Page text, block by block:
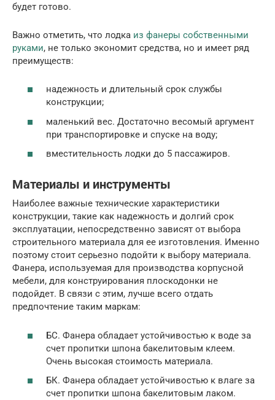
будет готово.
Важно отметить, что лодка из фанеры собственными
руками, не только экономит средства, но и имеет ряд
преимуществ:
надежность и длительный срок службы
конструкции;
маленький вес. Достаточно весомый аргумент
при транспортировке и спуске на воду;
вместительность лодки до 5 пассажиров.
Материалы и инструменты
Наиболее важные технические характеристики
конструкции, такие как надежность и долгий срок
эксплуатации, непосредственно зависят от выбора
строительного материала для ее изготовления. Именно
поэтому стоит серьезно подойти к выбору материала.
Фанера, используемая для производства корпусной
мебели, для конструирования плоскодонки не
подойдет. В связи с этим, лучше всего отдать
предпочтение таким маркам:
БС. Фанера обладает устойчивостью к воде за
счет пропитки шпона бакелитовым клеем.
Очень высокая стоимость материала.
БК. Фанера обладает устойчивостью к влаге за
счет пропитки шпона бакелитовым лаком.